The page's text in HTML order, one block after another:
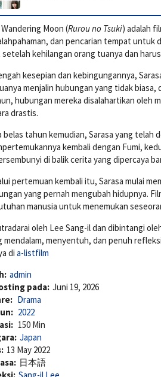
Moon (Rurou no Tsuki) adalah
dan pencarian tempat untuk
kehilangan orang tuanya dan
kesepian dan kebingungannya,
menjalin hubungan yang tidak
hubungan mereka disalahartikan oleh
drastis.
belas tahun kemudian, Sarasa yang
kembali dengan Fumi,
di balik cerita yang dipercaya
pertemuan kembali itu, Sarasa mulai
yang pernah mengubah hidupnya.
manusia untuk menemukan
oleh Lee Sang-ildan dibintangi
mendalam, menyentuh, dan penuh
di a-listfilm
admin
pada: Juni 19, 2026
Drama
2022
150 Min
Japan
13 May 2022
日本語
Sang-il Lee